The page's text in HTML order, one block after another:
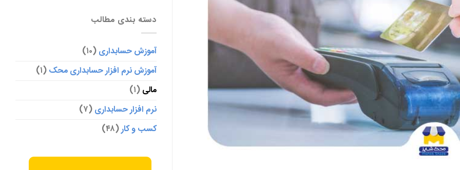
دسته بندی مطالب
آموزش حسابداری(۱۰)
آموزش نرم افزار حسابداری محک(۱)
مالی(۱)
نرم افزار حسابداری(۷)
کسب و کار(۴۸)